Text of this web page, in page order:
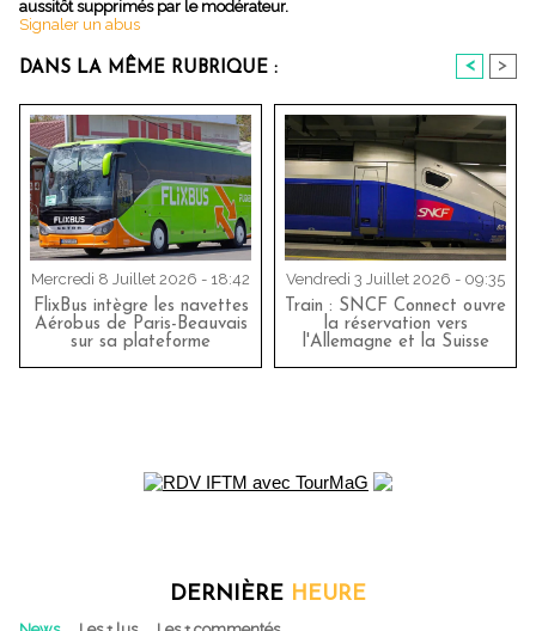
aussitôt supprimés par le modérateur.
Signaler un abus
DANS LA MÊME RUBRIQUE : < >
Mercredi 8 Juillet 2026 - 18:42
FlixBus intègre les navettes
Aérobus de Paris-Beauvais
sur sa plateforme
Vendredi 3 Juillet 2026 - 09:35
Train : SNCF Connect ouvre
la réservation vers
l'Allemagne et la Suisse
DERNIÈRE HEURE